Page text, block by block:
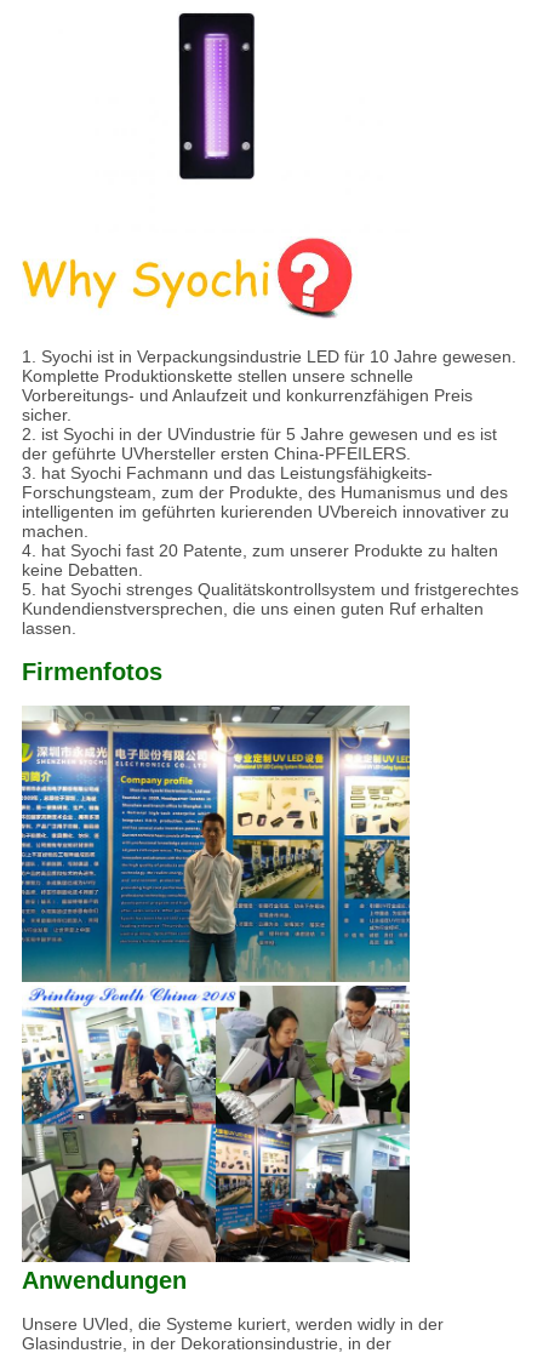
1. Syochi ist in Verpackungsindustrie LED für 10 Jahre gewesen.
Komplette Produktionskette stellen unsere schnelle
Vorbereitungs- und Anlaufzeit und konkurrenzfähigen Preis
sicher.
2. ist Syochi in der UVindustrie für 5 Jahre gewesen und es ist
der geführte UVhersteller ersten China-PFEILERS.
3. hat Syochi Fachmann und das Leistungsfähigkeits-
Forschungsteam, zum der Produkte, des Humanismus und des
intelligenten im geführten kurierenden UVbereich innovativer zu
machen.
4. hat Syochi fast 20 Patente, zum unserer Produkte zu halten
keine Debatten.
5. hat Syochi strenges Qualitätskontrollsystem und fristgerechtes
Kundendienstversprechen, die uns einen guten Ruf erhalten
lassen.
Firmenfotos
Anwendungen
Unsere UVled, die Systeme kuriert, werden widly in der
Glasindustrie, in der Dekorationsindustrie, in der